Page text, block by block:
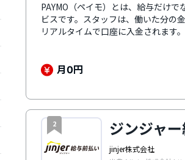
PAYMO（ペイモ）とは、給与だけ
ビスです。スタッフは、働いた分の
リアルタイムで口座に入金されます
一切ありません。さらに、立替払
月0円
2 ジンジャ
jinjer株式会社